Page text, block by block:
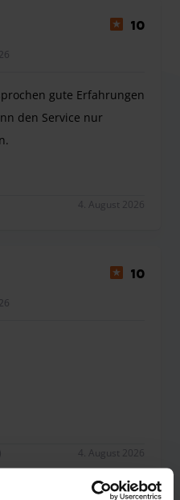
10
gute Erfahrungen
den Service nur
4. August 2026
10
4. August 2026